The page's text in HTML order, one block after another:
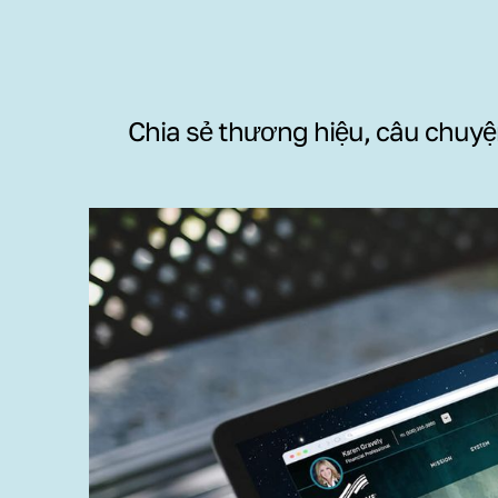
Chia sẻ thương hiệu, câu